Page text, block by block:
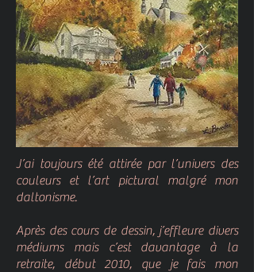
J’ai toujours été attirée par l’univers des
couleurs et l’art pictural malgré mon
daltonisme.
Après des cours de dessin, j’effleure divers
médiums mais c’est davantage à la
retraite, début 2010, que je fais mon